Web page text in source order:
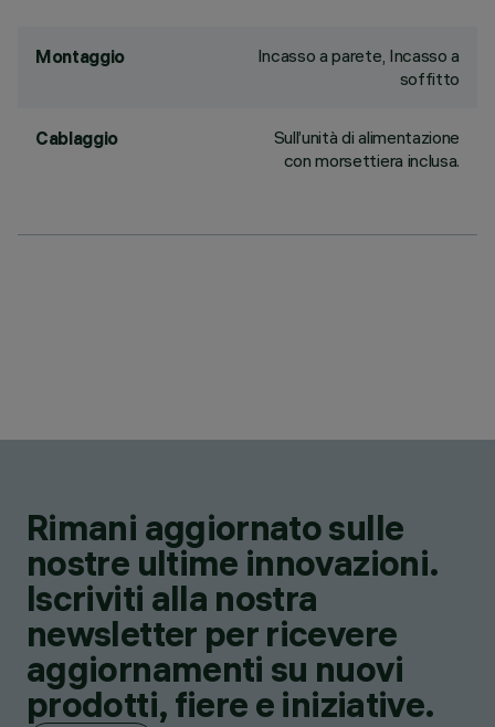
Montaggio
Incasso a parete, Incasso a
soffitto
Cablaggio
Sull’unità di alimentazione
con morsettiera inclusa.
Rimani aggiornato sulle
nostre ultime innovazioni.
Iscriviti alla nostra
newsletter per ricevere
aggiornamenti su nuovi
prodotti, fiere e iniziative.